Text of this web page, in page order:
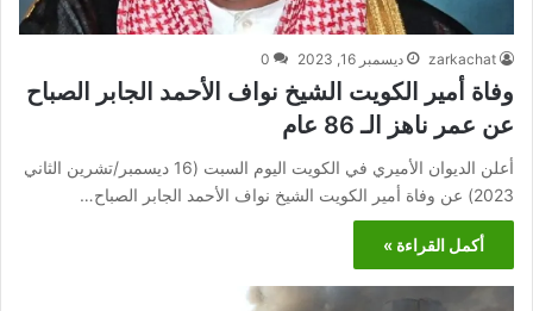
zarkachat ديسمبر 16, 2023 0
وفاة أمير الكويت الشيخ نواف الأحمد الجابر الصباح
عن عمر ناهز الـ 86 عام
أعلن الديوان الأميري في الكويت اليوم السبت (16 ديسمبر/تشرين الثاني
2023) عن وفاة أمير الكويت الشيخ نواف الأحمد الجابر الصباح…
أكمل القراءة »